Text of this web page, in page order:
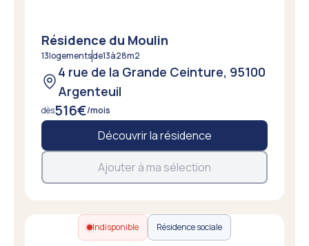
Résidence du Moulin
13logementsde13à28m2
4 rue de la Grande Ceinture, 95100
Argenteuil
dès516€/mois
Découvrir la résidence
Ajouter à ma sélection
Indisponible Résidence sociale